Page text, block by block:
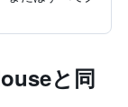
と同